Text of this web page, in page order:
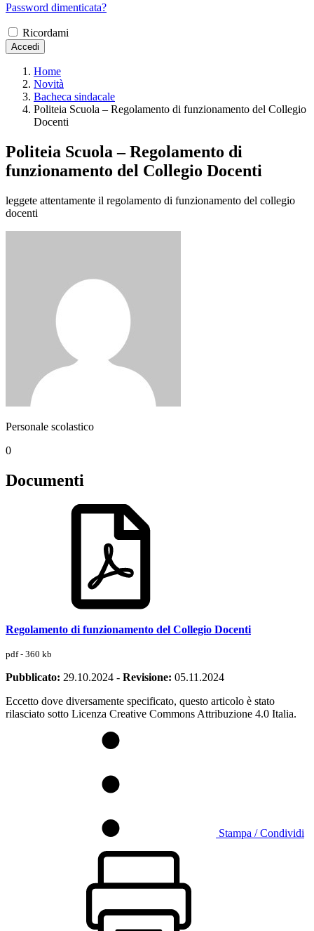
Password dimenticata?
Ricordami
Accedi
Home
Novità
Bacheca sindacale
Politeia Scuola – Regolamento di funzionamento del Collegio
Docenti
Politeia Scuola – Regolamento di
funzionamento del Collegio Docenti
leggete attentamente il regolamento di funzionamento del collegio
docenti
Personale scolastico
0
Documenti
Regolamento di funzionamento del Collegio Docenti
pdf - 360 kb
Pubblicato: 29.10.2024 - Revisione: 05.11.2024
Eccetto dove diversamente specificato, questo articolo è stato
rilasciato sotto Licenza Creative Commons Attribuzione 4.0 Italia.
Stampa / Condividi